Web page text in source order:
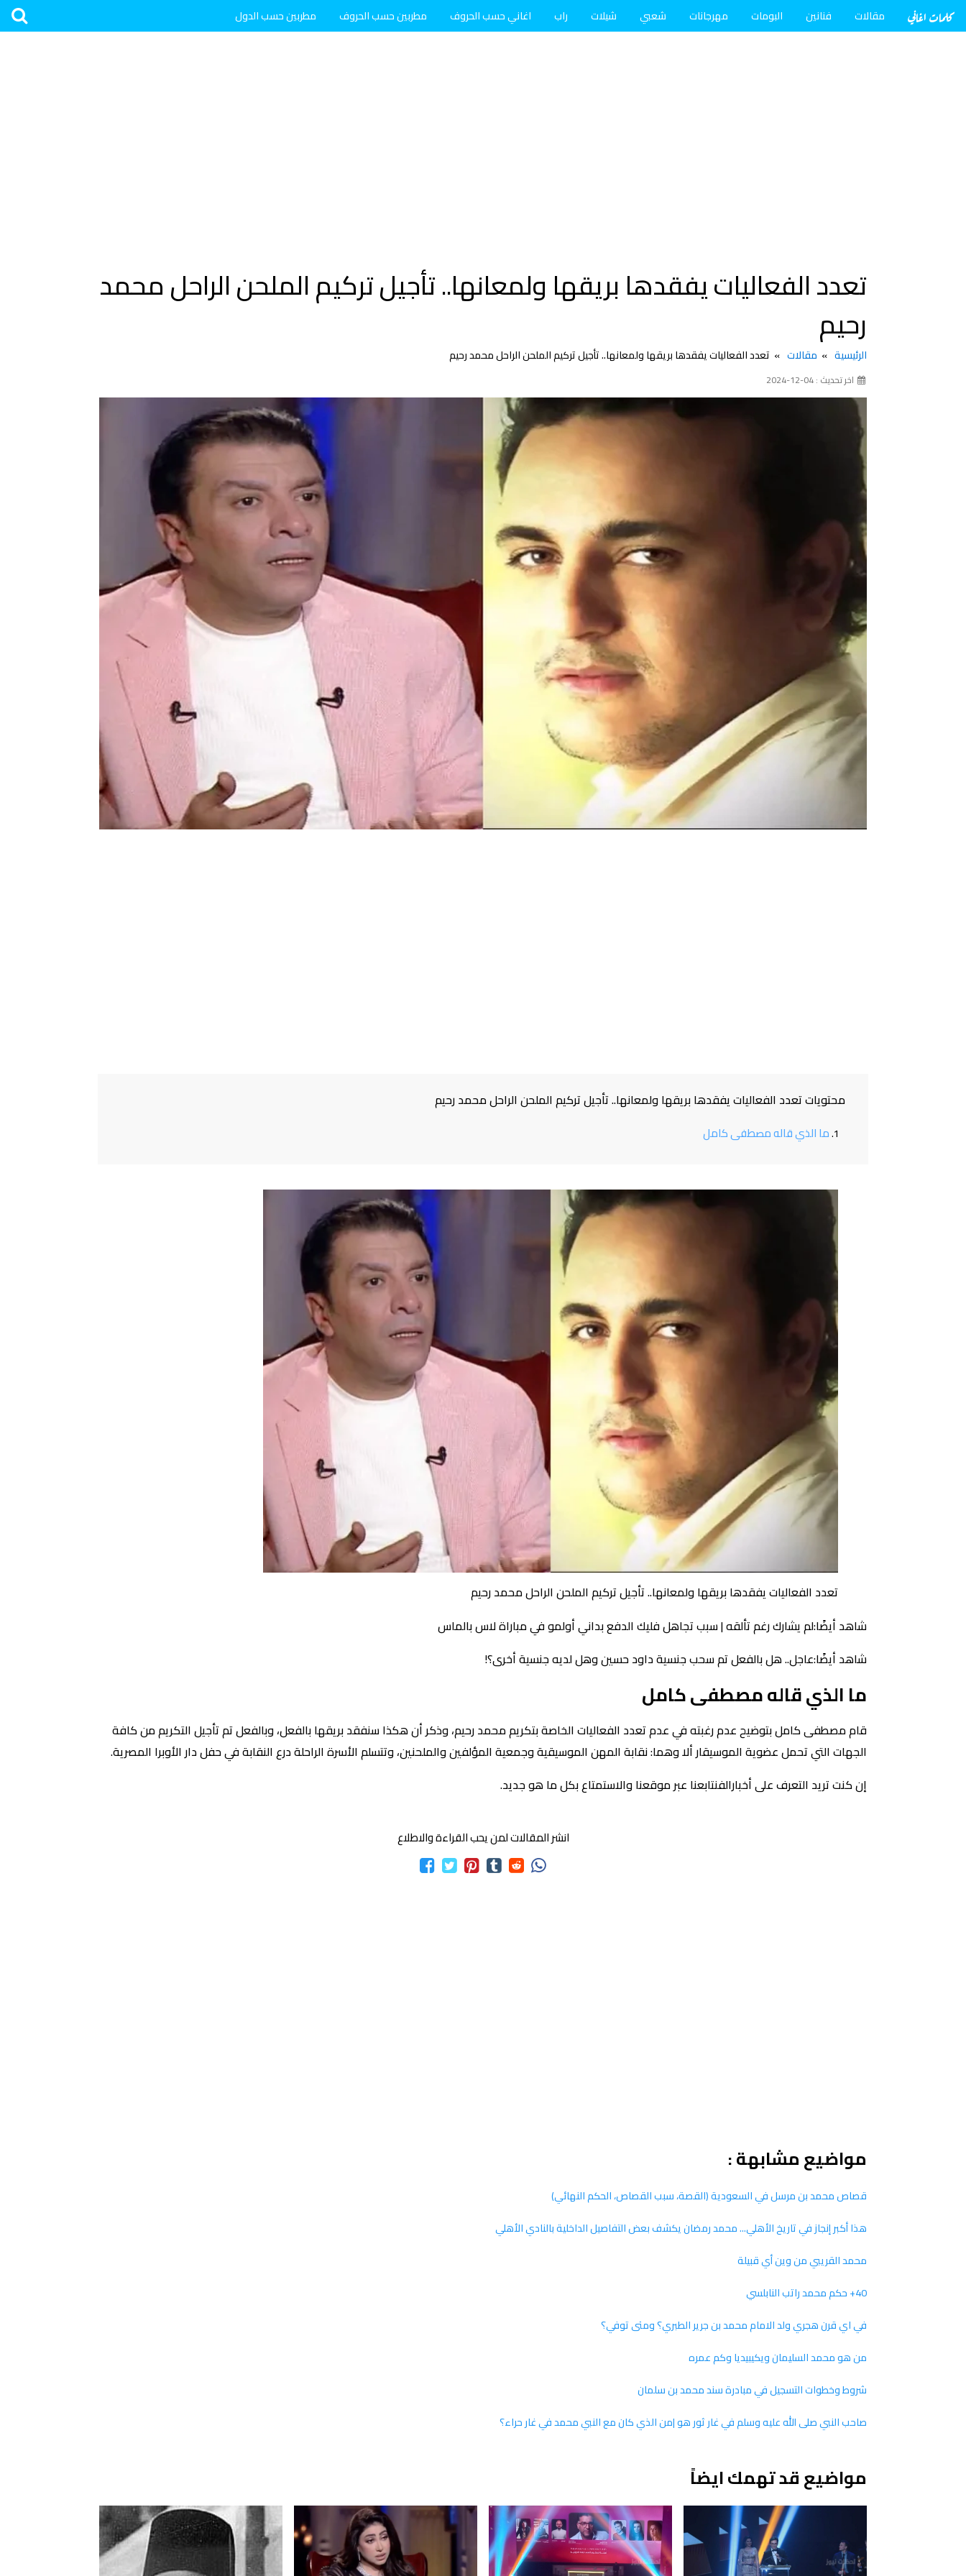
كلمات اغاني مقالات فنانين البومات مهرجانات شعبي شيلات راب اغاني حسب الحروف مطربين حسب الحروف مطربين حسب الدول
تعدد الفعاليات يفقدها بريقها ولمعانها.. تأجيل تركيم الملحن الراحل محمد
رحيم
الرئيسية مقالات تعدد الفعاليات يفقدها بريقها ولمعانها.. تأجيل تركيم الملحن الراحل محمد رحيم
اخر تحديث : 04-12-2024
محتويات تعدد الفعاليات يفقدها بريقها ولمعانها.. تأجيل تركيم الملحن الراحل محمد رحيم
ما الذي قاله مصطفى كامل
تعدد الفعاليات يفقدها بريقها ولمعانها.. تأجيل تركيم الملحن الراحل محمد رحيم
شاهد أيضًا:لم يشارك رغم تألقه | سبب تجاهل فليك الدفع بداني أولمو في مباراة لاس بالماس
شاهد أيضًا:عاجل.. هل بالفعل تم سحب جنسية داود حسين وهل لديه جنسية أخرى؟!
ما الذي قاله مصطفى كامل
قام مصطفى كامل بتوضيح عدم رغبته في عدم تعدد الفعاليات الخاصة بتكريم محمد رحيم، وذكر أن هكذا سنفقد بريقها بالفعل، وبالفعل تم تأجيل التكريم من كافة
الجهات التي تحمل عضوية الموسيقار ألا وهما: نقابة المهن الموسيقية وجمعية المؤلفين والملحنين، وتتسلم الأسرة الراحلة درع النقابة في حفل دار الأوبرا المصرية.
إن كنت تريد التعرف على أخبارالفنتابعنا عبر موقعنا والاستمتاع بكل ما هو جديد.
انشر المقالات لمن يحب القراءة والاطلاع
مواضيع مشابهة :
قصاص محمد بن مرسل في السعودية (القصة، سبب القصاص، الحكم النهائي)
هذا أكبر إنجاز في تاريخ الأهلي... محمد رمضان يكشف بعض التفاصيل الداخلية بالنادي الأهلي
محمد القريبي من وين أي قبيلة
40+ حكم محمد راتب النابلسي
في اي قرن هجري ولد الامام محمد بن جرير الطبري؟ ومتى توفي؟
من هو محمد السليمان ويكيبيديا وكم عمره
شروط وخطوات التسجيل في مبادرة سند محمد بن سلمان
صاحب النبي صلى الله عليه وسلم في غار ثور هو |من الذي كان مع النبي محمد في غار حراء؟
مواضيع قد تهمك ايضاً